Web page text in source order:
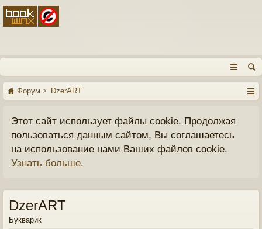
Форум DzerART
Этот сайт использует файлы cookie. Продолжая
пользоваться данным сайтом, Вы соглашаетесь
на использование нами Ваших файлов cookie.
Узнать больше.
DzerART
Букварик